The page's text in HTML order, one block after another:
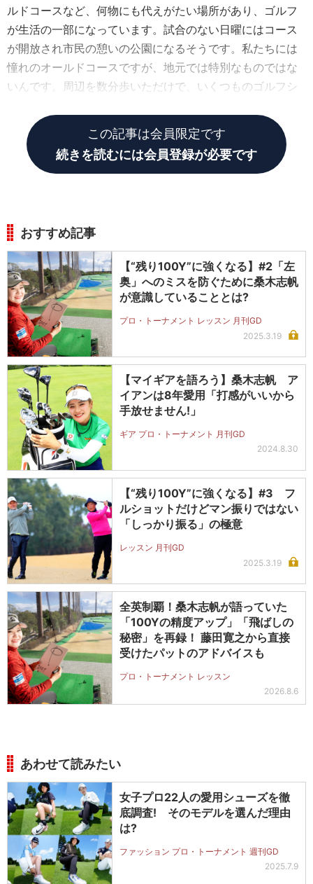
ルドコースなど、何物にも代えがたい場所があり、ゴルフ
が生活の一部になっています。試合のない日曜にはコース
が開放され市民の憩いの公園になるそうです。私たちには
憧れのオールドコースですが、地元では特別なものではな
いんです。周辺を数分歩いただけで、いくつものゴルフシ
この記事は会員限定です
続きを読むには会員登録が必要です
おすすめ記事
【“残り100Y”に強くなる】#2「左
奥」へのミスを防ぐために桑木志帆
が意識していることとは?
プロ・トーナメント レッスン 月刊GD
2025.3.19
【マイギアを語ろう】桑木志帆 ア
イアンは8年愛用「打感がいいから
手放せません!」
ギア プロ・トーナメント 月刊GD
2024.8.30
【“残り100Y”に強くなる】#3 フ
ルショットだけどマン振りではない
「しっかり振る」の極意
レッスン 月刊GD
2025.3.19
全英制覇！桑木志帆が語っていた
「100Yの精度アップ」「飛ばしの
秘密」を再録！ 藤田寛之から直接
受けたパットのアドバイスも
プロ・トーナメント レッスン
2026.8.6
あわせて読みたい
女子プロ22人の愛用シューズを徹
底調査! そのモデルを選んだ理由
は?
ファッション プロ・トーナメント 週刊GD
2025.7.9